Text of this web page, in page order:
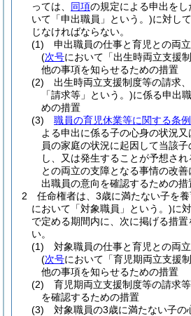
っては、 同項の規定による申出をし
いて「申出職員」という。)に対し
じなければならない。
(1)
申出職員の仕事と育児との両
(次号において「出生時両立支援
他の事項を知らせるための措置
(2)
出生時両立支援制度等の請求
「請求等」という。)に係る申出
めの措置
(3)
職員の育児休業等に関する条
よる申出に係る子の心身の状況
員の家庭の状況に起因して当該
し、又は発生することが予想さ
との両立の支障となる事情の改
出職員の意向を確認するための措
2
任命権者は、3歳に満たない子を
において「対象職員」という。)に
で定める期間内に、次に掲げる措
い。
(1)
対象職員の仕事と育児との両
(次号において「育児期両立支援
他の事項を知らせるための措置
(2)
育児期両立支援制度等の請求
を確認するための措置
(3)
対象職員の3歳に満たない子の